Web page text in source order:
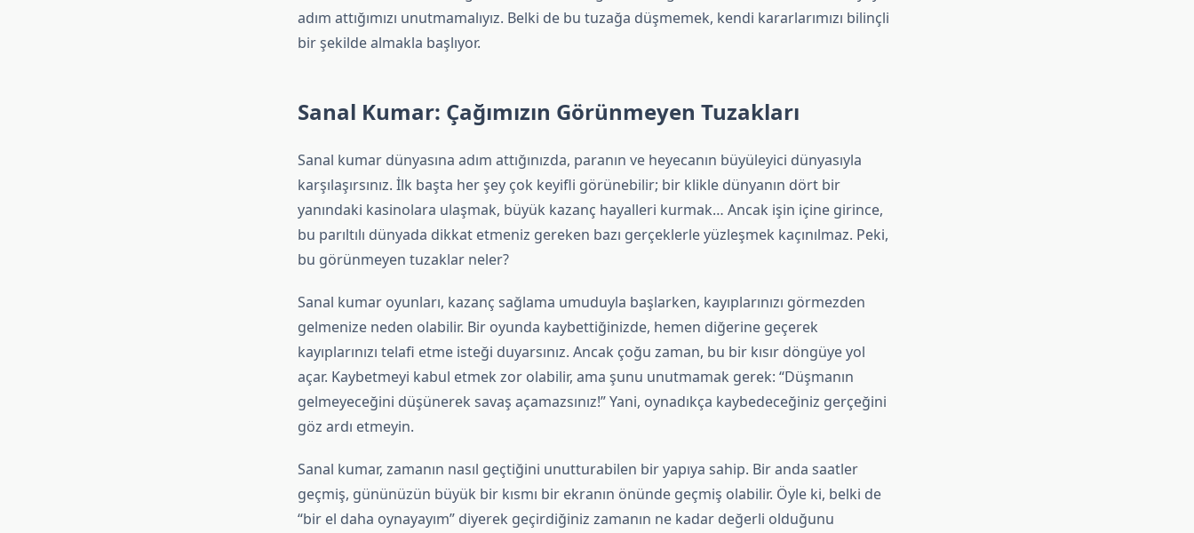
adım attığımızı unutmamalıyız. Belki de bu tuzağa düşmemek, kendi kararlarımızı bilinçli
bir şekilde almakla başlıyor.
Sanal Kumar: Çağımızın Görünmeyen Tuzakları
Sanal kumar dünyasına adım attığınızda, paranın ve heyecanın büyüleyici dünyasıyla
karşılaşırsınız. İlk başta her şey çok keyifli görünebilir; bir klikle dünyanın dört bir
yanındaki kasinolara ulaşmak, büyük kazanç hayalleri kurmak… Ancak işin içine girince,
bu parıltılı dünyada dikkat etmeniz gereken bazı gerçeklerle yüzleşmek kaçınılmaz. Peki,
bu görünmeyen tuzaklar neler?
Sanal kumar oyunları, kazanç sağlama umuduyla başlarken, kayıplarınızı görmezden
gelmenize neden olabilir. Bir oyunda kaybettiğinizde, hemen diğerine geçerek
kayıplarınızı telafi etme isteği duyarsınız. Ancak çoğu zaman, bu bir kısır döngüye yol
açar. Kaybetmeyi kabul etmek zor olabilir, ama şunu unutmamak gerek: “Düşmanın
gelmeyeceğini düşünerek savaş açamazsınız!” Yani, oynadıkça kaybedeceğiniz gerçeğini
göz ardı etmeyin.
Sanal kumar, zamanın nasıl geçtiğini unutturabilen bir yapıya sahip. Bir anda saatler
geçmiş, gününüzün büyük bir kısmı bir ekranın önünde geçmiş olabilir. Öyle ki, belki de
“bir el daha oynayayım” diyerek geçirdiğiniz zamanın ne kadar değerli olduğunu